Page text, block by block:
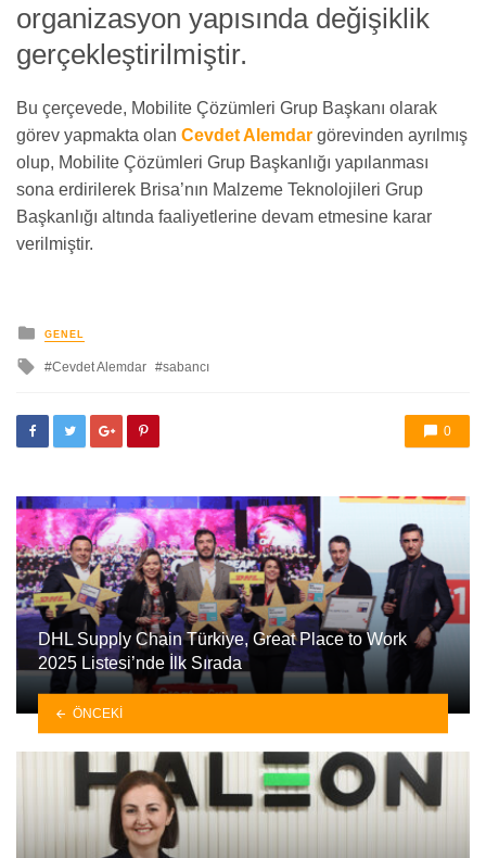
organizasyon yapısında değişiklik
gerçekleştirilmiştir.
Bu çerçevede, Mobilite Çözümleri Grup Başkanı olarak
görev yapmakta olan Cevdet Alemdar görevinden ayrılmış
olup, Mobilite Çözümleri Grup Başkanlığı yapılanması
sona erdirilerek Brisa’nın Malzeme Teknolojileri Grup
Başkanlığı altında faaliyetlerine devam etmesine karar
verilmiştir.
yayınlanan
GENEL
ileCevdet Alemdar sabancı
0
DHL Supply Chain Türkiye, Great Place to Work
2025 Listesi’nde İlk Sırada
ÖNCEKI